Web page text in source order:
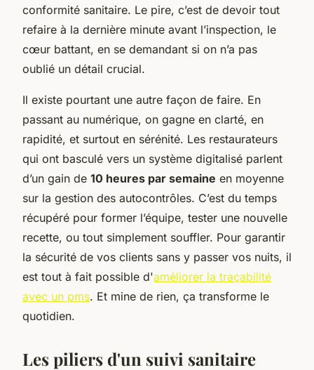
conformité sanitaire. Le pire, c’est de devoir tout
refaire à la dernière minute avant l’inspection, le
cœur battant, en se demandant si on n’a pas
oublié un détail crucial.
Il existe pourtant une autre façon de faire. En
passant au numérique, on gagne en clarté, en
rapidité, et surtout en sérénité. Les restaurateurs
qui ont basculé vers un système digitalisé parlent
d’un gain de 10 heures par semaine en moyenne
sur la gestion des autocontrôles. C’est du temps
récupéré pour former l’équipe, tester une nouvelle
recette, ou tout simplement souffler. Pour garantir
la sécurité de vos clients sans y passer vos nuits, il
est tout à fait possible d'améliorer la traçabilité
avec un pms. Et mine de rien, ça transforme le
quotidien.
Les piliers d'un suivi sanitaire